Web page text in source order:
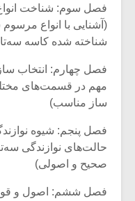
فصل سوم: شناخت
(آشنایی با انواع
شناخته شده کاسه
فصل چهارم: انتخاب
مهم در قسمت‌های
ساز مناسب)
فصل پنجم: شیوه
حالت‌های نوازندگی
صحیح و اصولی)
فصل ششم: اصول و
بدنام